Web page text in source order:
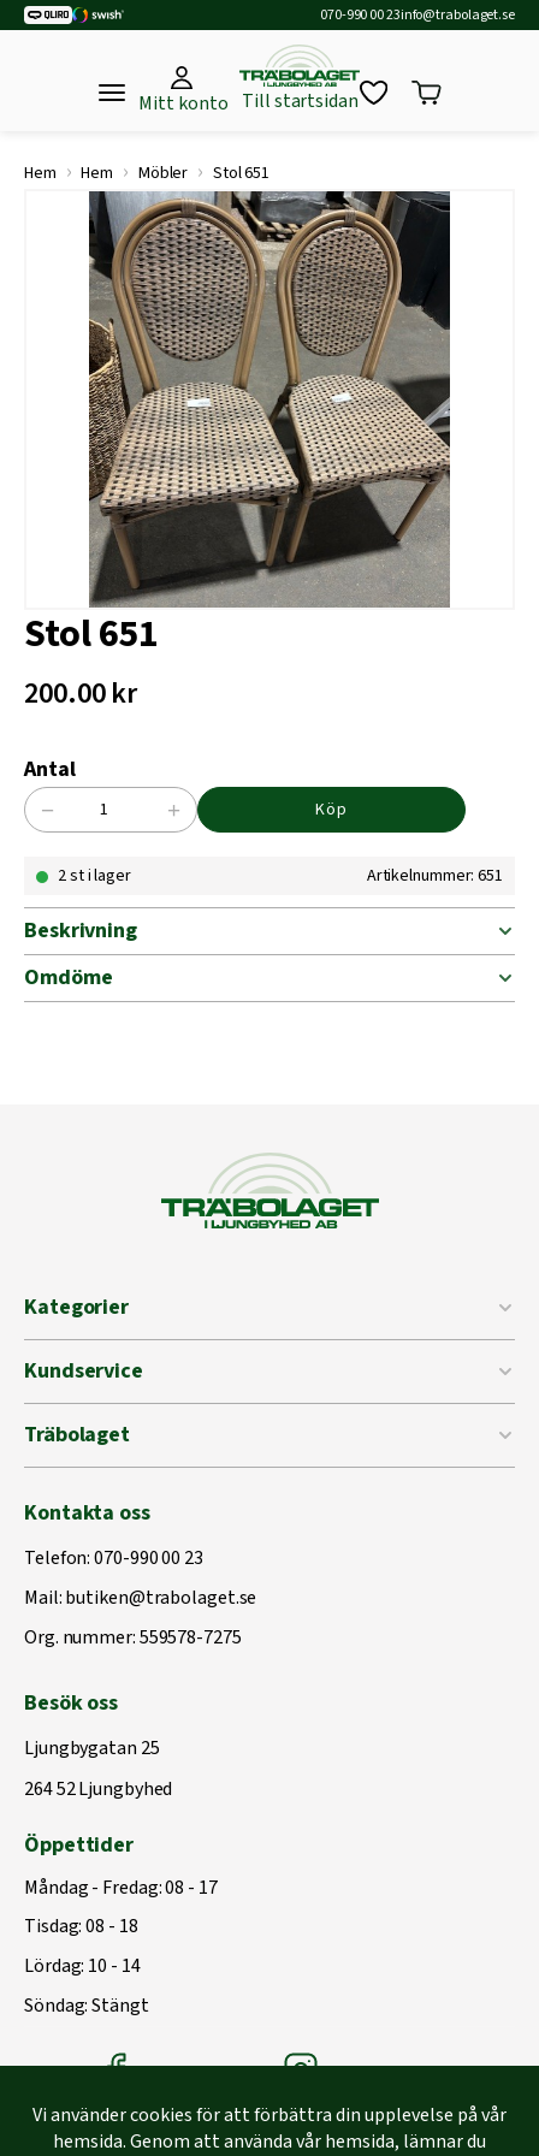
070-990 00 23info@trabolaget.se
Mitt konto Till startsidan
Hem › Hem › Möbler › Stol 651
Stol 651
200.00kr
Antal
Stol
mängd
− + Köp
2 st i lager Artikelnummer: 651
Beskrivning
Omdöme
Kategorier
Kundservice
Träbolaget
Kontakta oss
Telefon:070-990 00 23
Mail:butiken@trabolaget.se
Org. nummer: 559578-7275
Besök oss
Ljungbygatan 25
264 52 Ljungbyhed
Öppettider
Måndag - Fredag: 08 - 17
Tisdag: 08 - 18
Lördag: 10 - 14
Söndag: Stängt
Träbolagets FacebookTräbolagets instagram